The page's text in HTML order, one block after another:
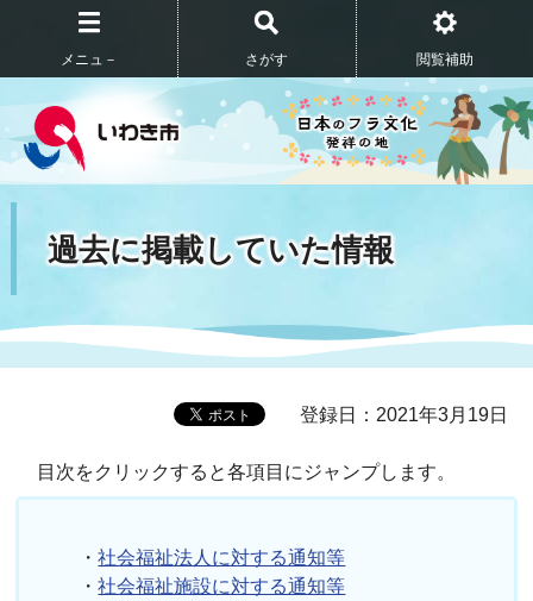
メニュ－ さがす 閲覧補助
過去に掲載していた情報
登録日：2021年3月19日
目次をクリックすると各項目にジャンプします。
・社会福祉法人に対する通知等
・社会福祉施設に対する通知等